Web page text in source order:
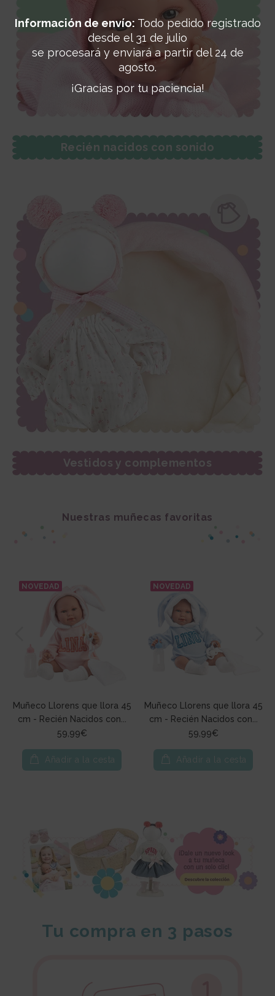
Recién nacidos con sonido
Vestidos y complementos
Nuestras muñecas favoritas
NOVEDAD
Muñeco Llorens que llora 45
cm - Recién Nacidos con...
59,99€
Añadir a la cesta
NOVEDAD
Muñeco Llorens que llora 45
cm - Recién Nacidos con...
59,99€
Añadir a la cesta
Tu compra en 3 pasos
Información de envío: Todo pedido registrado
desde el 31 de julio
se procesará y enviará a partir del 24 de
agosto.
¡Gracias por tu paciencia!